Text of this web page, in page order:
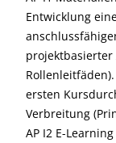
Entwicklung
ersten
Verbreitung
AP I2 E-